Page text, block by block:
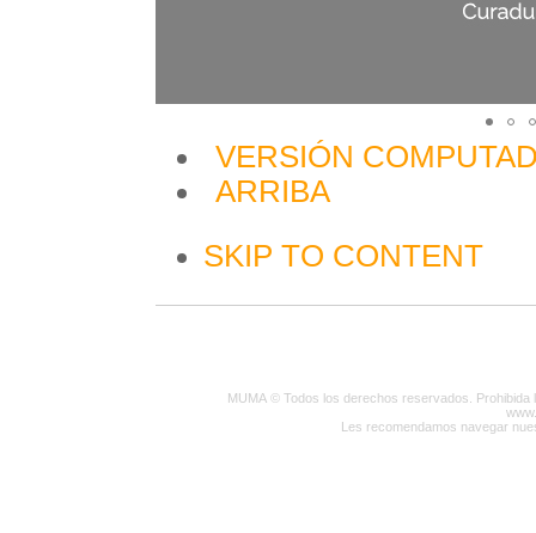
VERSIÓN
ARRIBA
SKIP TO CONTENT
MUMA © Todos los derechos reservados. Prohibida
Les recomendamos navegar